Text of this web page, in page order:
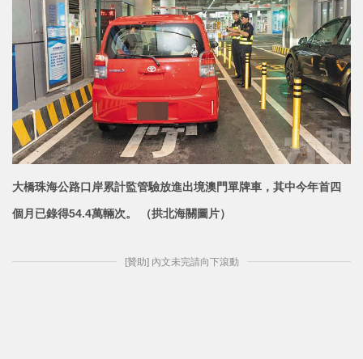
大橋珠海公路口岸累計監管驗放進出境澳門單牌車，其中今年首四
個月已錄得54.4萬輛次。 （拱北海關圖片）
[贊助] 內文未完請向下滾動